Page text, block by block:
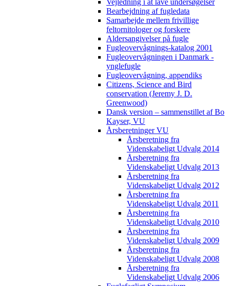
Vejledning i at lave undersøgelser
Bearbejdning af fugledata
Samarbejde mellem frivillige
feltornitologer og forskere
Aldersangivelser på fugle
Fugleovervågnings-katalog 2001
Fugleovervågningen i Danmark -
ynglefugle
Fugleovervågning, appendiks
Citizens, Science and Bird
conservation (Jeremy J. D.
Greenwood)
Dansk version – sammenstillet af Bo
Kayser, VU
Årsberetninger VU
Årsberetning fra
Videnskabeligt Udvalg 2014
Årsberetning fra
Videnskabeligt Udvalg 2013
Årsberetning fra
Videnskabeligt Udvalg 2012
Årsberetning fra
Videnskabeligt Udvalg 2011
Årsberetning fra
Videnskabeligt Udvalg 2010
Årsberetning fra
Videnskabeligt Udvalg 2009
Årsberetning fra
Videnskabeligt Udvalg 2008
Årsberetning fra
Videnskabeligt Udvalg 2006